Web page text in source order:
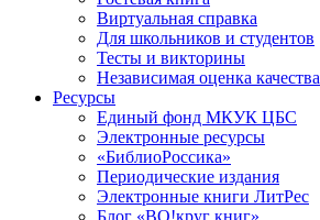
Виртуальная справка
Для школьников и студентов
Тесты и викторины
Независимая оценка качества
Ресурсы
Единый фонд МКУК ЦБС
Электронные ресурсы
«БиблиоРоссика»
Периодические издания
Электронные книги ЛитРес
Блог «ВО!круг книг»